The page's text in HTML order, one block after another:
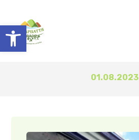
Відкрити Панель інструментів
01.08.2023